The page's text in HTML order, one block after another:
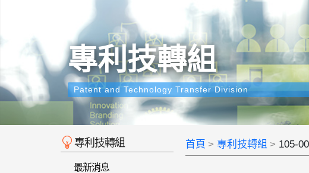
專利技轉組
Patent and Technology Transfer Division
專利技轉組
最新消息
首頁 專利技轉組 105-